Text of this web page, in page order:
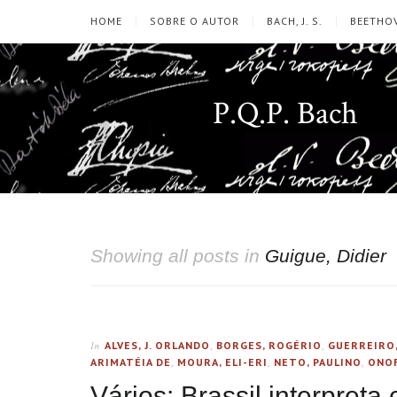
HOME SOBRE O AUTOR BACH, J. S.
P.Q.P. Bach
Showing all posts in Guigue, Didier
In ALVES, J. ORLANDO BORGES, ROGÉRIO
ARIMATÉIA DE
MOURA, ELI-ERI NETO, PAULINO